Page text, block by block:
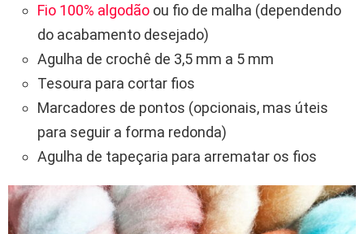
Fio 100% algodão ou fio de malha (dependendo
do acabamento desejado)
Agulha de crochê de 3,5 mm a 5 mm
Tesoura para cortar fios
Marcadores de pontos (opcionais, mas úteis
para seguir a forma redonda)
Agulha de tapeçaria para arrematar os fios